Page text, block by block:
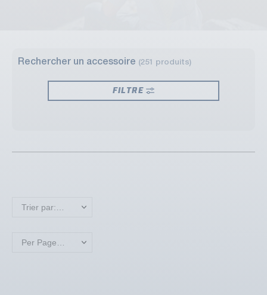
Rechercher un accessoire (251 produits)
FILTRE